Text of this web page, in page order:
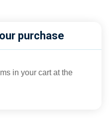
purchase
in your cart at the